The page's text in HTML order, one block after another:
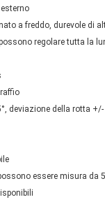
a freddo, durevole di
regolare tutta la
deviazione della rotta +/-
essere misura da